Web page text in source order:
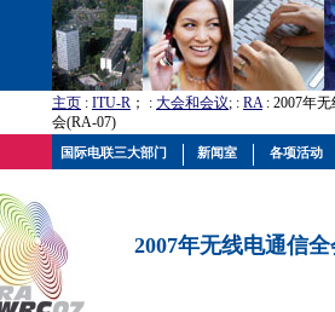
主页 : ITU-R ； : 大会和会议; : RA: 2007年
会(RA-07)
2007年无线电通信
国际电联三大部门 新闻室 各项活动